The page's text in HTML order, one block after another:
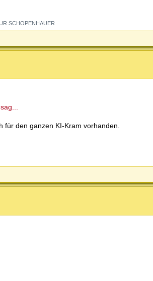
SCHOPENHAUER
für den ganzen KI-Kram vorhanden.